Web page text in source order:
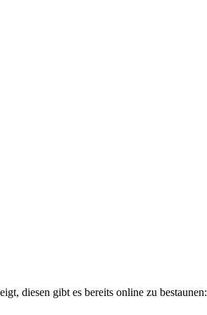
diesen gibt es bereits online zu bestaunen: